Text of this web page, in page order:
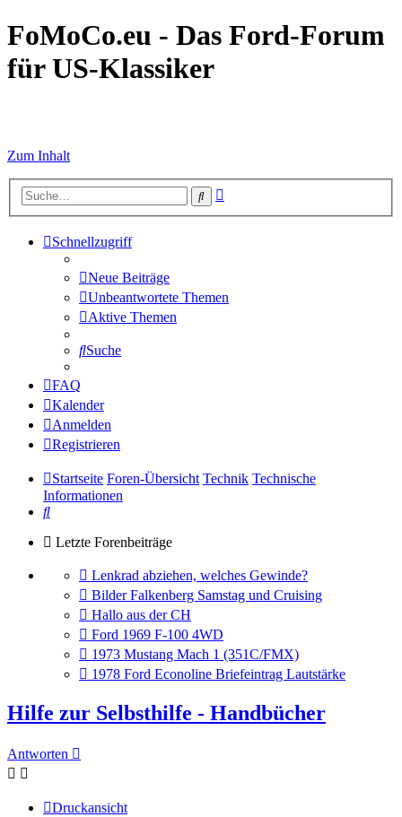
FoMoCo.eu - Das Ford-Forum
für US-Klassiker
Zum Inhalt
Suche
Schnellzugriff
Neue Beiträge
Unbeantwortete Themen
Aktive Themen
Suche
FAQ
Kalender
Anmelden
Registrieren
Startseite Foren-Übersicht Technik Technische
Informationen
Suche
Letzte Forenbeiträge
Gehe
zum
letzten
Beitrag
Lenkrad abziehen, welches Gewinde?
Gehe
zum
letzten
Beitrag
Bilder Falkenberg Samstag und Cruising
Gehe
zum
letzten
Beitrag
Hallo aus der CH
Gehe
zum
letzten
Beitrag
Ford 1969 F-100 4WD
Gehe
zum
letzten
1973 Mustang Mach 1 (351C/FMX)
Gehe
letzten
Beitrag
1978 Ford Econoline Briefeintrag Lautstärke
Hilfe zur Selbsthilfe - Handbücher
Antworten
Druckansicht